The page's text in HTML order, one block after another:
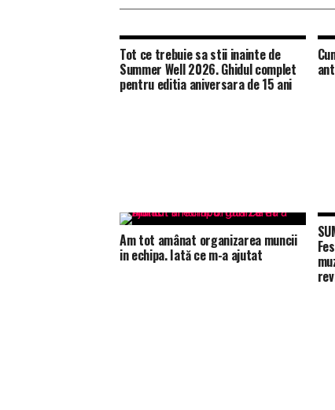
Tot ce trebuie sa stii inainte de
Summer Well 2026. Ghidul complet
pentru editia aniversara de 15 ani
Am tot amânat organizarea muncii
in echipa. Iată ce m-a ajutat